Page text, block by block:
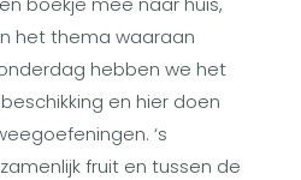
het thema waaraan
hebben we het
en hier doen
‘s
fruit en tussen de